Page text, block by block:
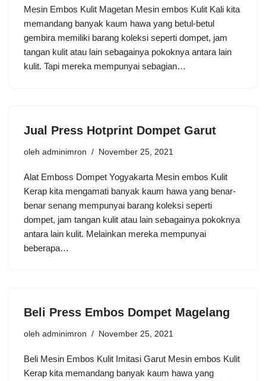
Mesin Embos Kulit Magetan Mesin embos Kulit Kali kita
memandang banyak kaum hawa yang betul-betul
gembira memiliki barang koleksi seperti dompet, jam
tangan kulit atau lain sebagainya pokoknya antara lain
kulit. Tapi mereka mempunyai sebagian…
Jual Press Hotprint Dompet Garut
oleh adminimron November 25, 2021
Alat Emboss Dompet Yogyakarta Mesin embos Kulit
Kerap kita mengamati banyak kaum hawa yang benar-
benar senang mempunyai barang koleksi seperti
dompet, jam tangan kulit atau lain sebagainya pokoknya
antara lain kulit. Melainkan mereka mempunyai
beberapa…
Beli Press Embos Dompet Magelang
oleh adminimron November 25, 2021
Beli Mesin Embos Kulit Imitasi Garut Mesin embos Kulit
Kerap kita memandang banyak kaum hawa yang